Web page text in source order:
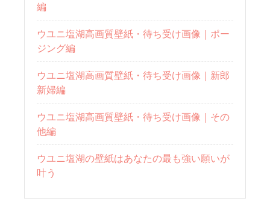
編
ウユニ塩湖高画質壁紙・待ち受け画像｜ポー
ジング編
ウユニ塩湖高画質壁紙・待ち受け画像｜新郎
新婦編
ウユニ塩湖高画質壁紙・待ち受け画像｜その
他編
ウユニ塩湖の壁紙はあなたの最も強い願いが
叶う